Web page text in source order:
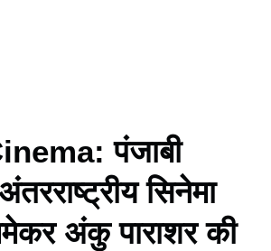
पंजाबी
सिनेमा
अंकु पाराशर की